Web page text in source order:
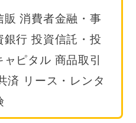
消費者金融・事
行 投資信託・投
ピタル 商品取引
済 リース・レンタ